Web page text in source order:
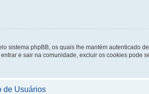
sistema phpBB, os quais lhe mantém autenticado
e sair na comunidade, excluir os cookies pode
de Usuários